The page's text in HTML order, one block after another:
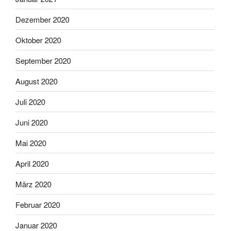
Dezember 2020
Oktober 2020
September 2020
August 2020
Juli 2020
Juni 2020
Mai 2020
April 2020
März 2020
Februar 2020
Januar 2020